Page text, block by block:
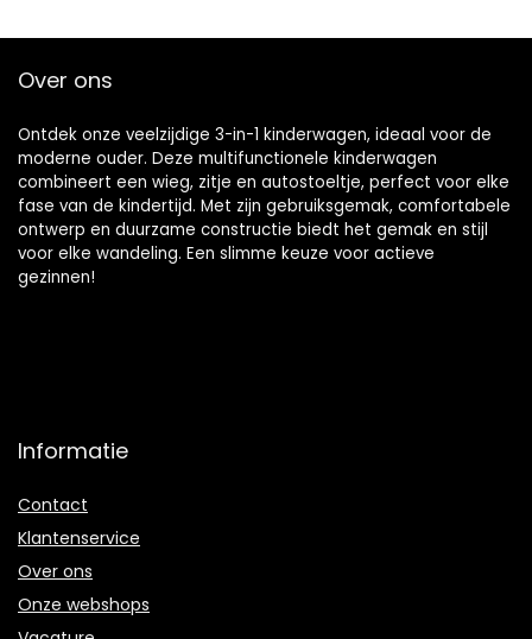
Over ons
Ontdek onze veelzijdige 3-in-1 kinderwagen, ideaal voor de
moderne ouder. Deze multifunctionele kinderwagen
combineert een wieg, zitje en autostoeltje, perfect voor elke
fase van de kindertijd. Met zijn gebruiksgemak, comfortabele
ontwerp en duurzame constructie biedt het gemak en stijl
voor elke wandeling. Een slimme keuze voor actieve
gezinnen!
Informatie
Contact
Klantenservice
Over ons
Onze webshops